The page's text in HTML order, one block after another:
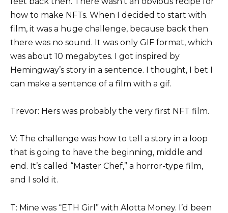
how to make NFTs. When I decided to start with
film, it was a huge challenge, because back then
there was no sound. It was only GIF format, which
was about 10 megabytes. I got inspired by
Hemingway’s story in a sentence. I thought, I bet I
can make a sentence of a film with a gif.
Trevor: Hers was probably the very first NFT film.
V: The challenge was how to tell a story in a loop
that is going to have the beginning, middle and
end. It’s called “Master Chef,” a horror-type film,
and I sold it.
T: Mine was “ETH Girl” with Alotta Money. I’d been